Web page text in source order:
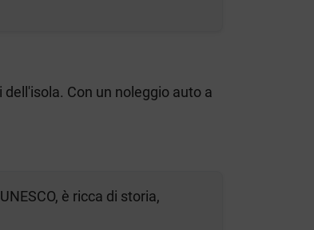
Con un noleggio auto a
è ricca di storia,